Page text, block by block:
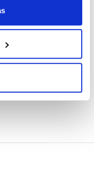
request now
data sheet